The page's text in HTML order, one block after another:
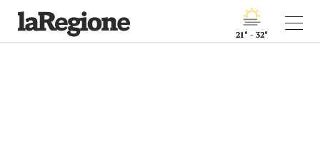
21° - 32°